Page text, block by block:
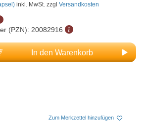
inkl. MwSt. zzgl Versandkosten
(PZN): 20082916
In den Warenkorb
Zum Merkzettel hinzufügen